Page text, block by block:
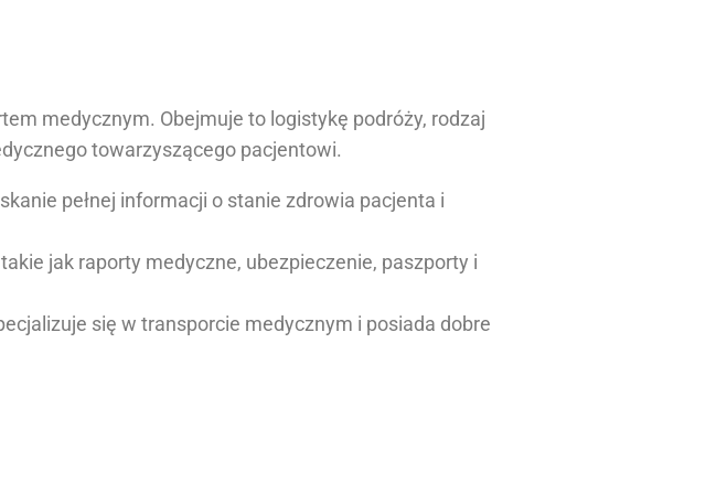
medycznym. Obejmuje to logistykę podróży, rodzaj
towarzyszącego pacjentowi.
pełnej informacji o stanie zdrowia pacjenta i
jak raporty medyczne, ubezpieczenie, paszporty i
się w transporcie medycznym i posiada dobre